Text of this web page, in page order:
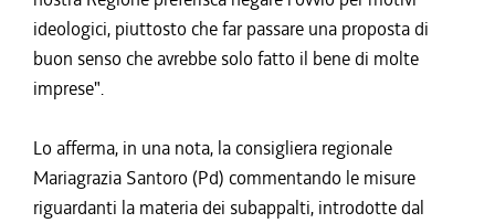
ideologici, piuttosto che far passare una proposta di
buon senso che avrebbe solo fatto il bene di molte
imprese".
Lo afferma, in una nota, la consigliera regionale
Mariagrazia Santoro (Pd) commentando le misure
riguardanti la materia dei subappalti, introdotte dal